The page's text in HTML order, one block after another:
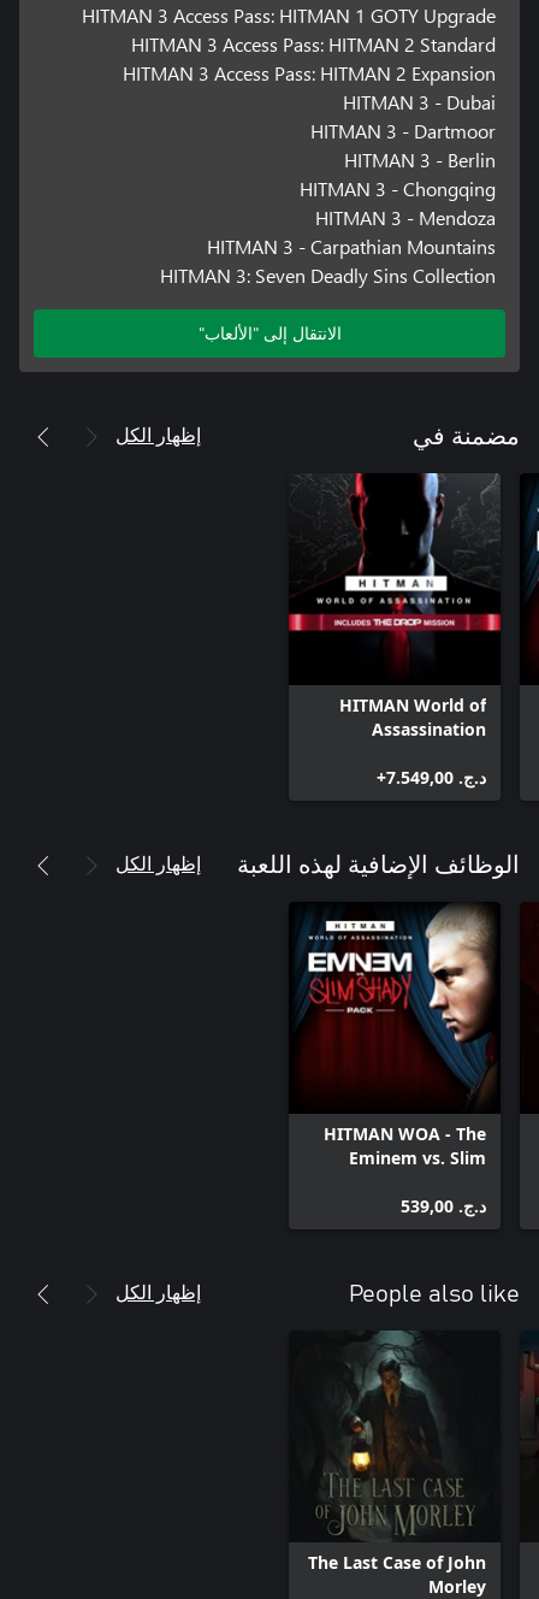
HITMAN 3 Access Pass: HITMAN 1 GOTY Upgrade
HITMAN 3 Access Pass: HITMAN 2 Standard
HITMAN 3 Access Pass: HITMAN 2 Expansion
HITMAN 3 - Dubai
HITMAN 3 - Dartmoor
HITMAN 3 - Berlin
HITMAN 3 - Chongqing
HITMAN 3 - Mendoza
HITMAN 3 - Carpathian Mountains
HITMAN 3: Seven Deadly Sins Collection
الانتقال إلى "الألعاب"
مضمنة في إظهار الكل
HITMAN World of
Assassination
د.ج.‏ 7.549,00+
الوظائف الإضافية لهذه اللعبة إظهار الكل
HITMAN WOA - The
Eminem vs. Slim
د.ج.‏ 539,00
People also like إظهار الكل
The Last Case of John
Morley